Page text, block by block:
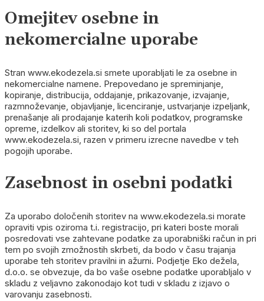
Omejitev osebne in
nekomercialne uporabe
Stran www.ekodezela.si smete uporabljati le za osebne in
nekomercialne namene. Prepovedano je spreminjanje,
kopiranje, distribucija, oddajanje, prikazovanje, izvajanje,
razmnoževanje, objavljanje, licenciranje, ustvarjanje izpeljank,
prenašanje ali prodajanje katerih koli podatkov, programske
opreme, izdelkov ali storitev, ki so del portala
www.ekodezela.si, razen v primeru izrecne navedbe v teh
pogojih uporabe.
Zasebnost in osebni podatki
Za uporabo določenih storitev na www.ekodezela.si morate
opraviti vpis oziroma t.i. registracijo, pri kateri boste morali
posredovati vse zahtevane podatke za uporabniški račun in pri
tem po svojih zmožnostih skrbeti, da bodo v času trajanja
uporabe teh storitev pravilni in ažurni. Podjetje Eko dežela,
d.o.o. se obvezuje, da bo vaše osebne podatke uporabljalo v
skladu z veljavno zakonodajo kot tudi v skladu z izjavo o
varovanju zasebnosti.